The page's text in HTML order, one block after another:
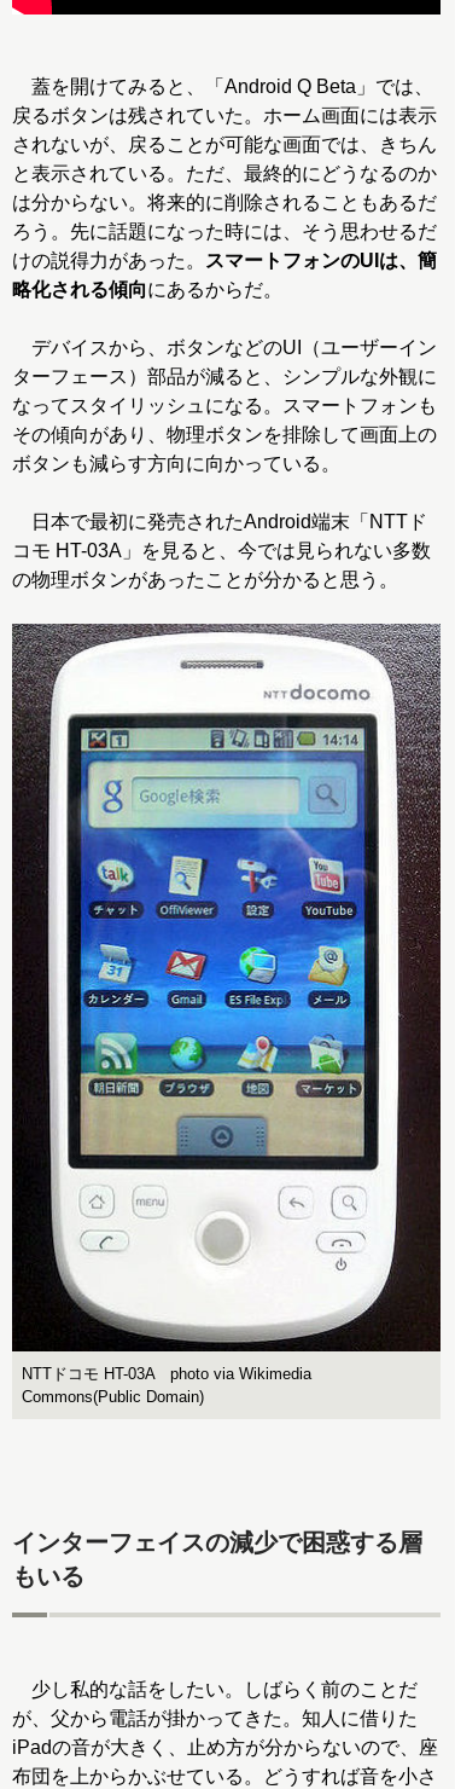
蓋を開けてみると、「Android Q Beta」では、
戻るボタンは残されていた。ホーム画面には表示
されないが、戻ることが可能な画面では、きちん
と表示されている。ただ、最終的にどうなるのか
は分からない。将来的に削除されることもあるだ
ろう。先に話題になった時には、そう思わせるだ
けの説得力があった。
スマートフォンのUIは、簡
略化される傾向にあるからだ。
デバイスから、ボタンなどのUI（ユーザーイン
ターフェース）部品が減ると、シンプルな外観に
なってスタイリッシュになる。スマートフォンも
その傾向があり、物理ボタンを排除して画面上の
ボタンも減らす方向に向かっている。
日本で最初に発売されたAndroid端末「NTTド
コモ HT-03A」を見ると、今では見られない多数
の物理ボタンがあったことが分かると思う。
NTTドコモ HT-03A photo via Wikimedia
Commons(Public Domain)
インターフェイスの減少で困惑する層
もいる
少し私的な話をしたい。しばらく前のことだ
が、父から電話が掛かってきた。知人に借りた
iPadの音が大きく、止め方が分からないので、座
布団を上からかぶせている。どうすれば音を小さ